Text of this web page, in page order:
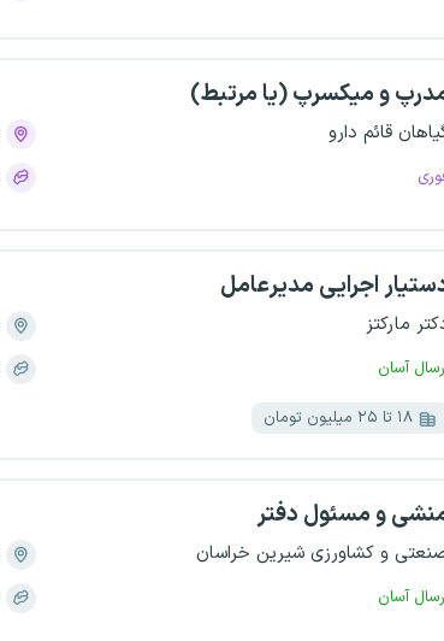
و میکسرپ (یا مرتبط)
قائم دارو
اجرایی مدیرعامل
مارکتز
آسان
۱۸ تا ۲۵ میلیون تومان
و مسئول دفتر
و کشاورزی شیرین خراسان
آسان